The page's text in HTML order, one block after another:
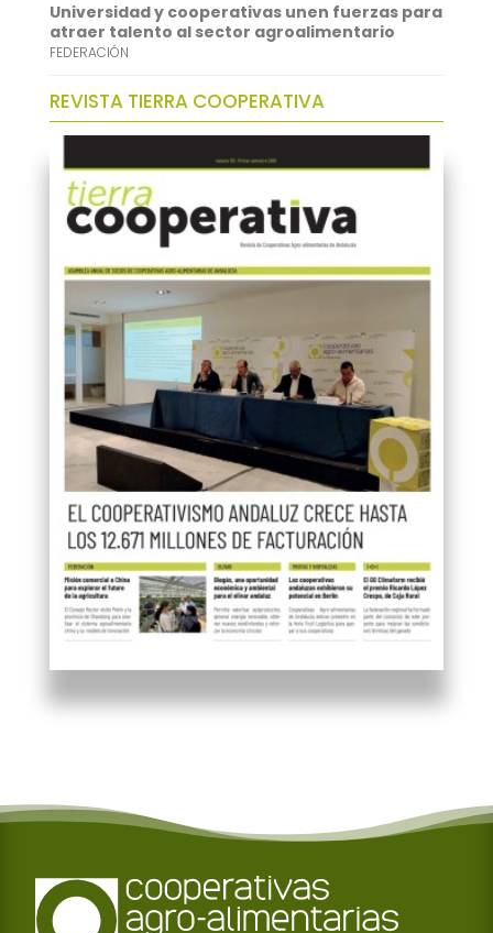
Universidad y cooperativas unen fuerzas para
atraer talento al sector agroalimentario
FEDERACIÓN
REVISTA TIERRA COOPERATIVA